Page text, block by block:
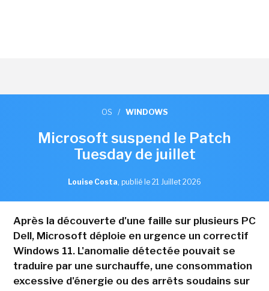
OS / WINDOWS
Microsoft suspend le Patch
Tuesday de juillet
Louise Costa, publié le 21 Juillet 2026
Après la découverte d'une faille sur plusieurs PC
Dell, Microsoft déploie en urgence un correctif
Windows 11. L'anomalie détectée pouvait se
traduire par une surchauffe, une consommation
excessive d'énergie ou des arrêts soudains sur